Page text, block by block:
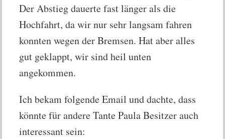
Der Abstieg dauerte fast länger als die
Hochfahrt, da wir nur sehr langsam fahren
konnten wegen der Bremsen. Hat aber alles
gut geklappt, wir sind heil unten
angekommen.
Ich bekam folgende Email und dachte, dass
könnte für andere Tante Paula Besitzer auch
interessant sein: